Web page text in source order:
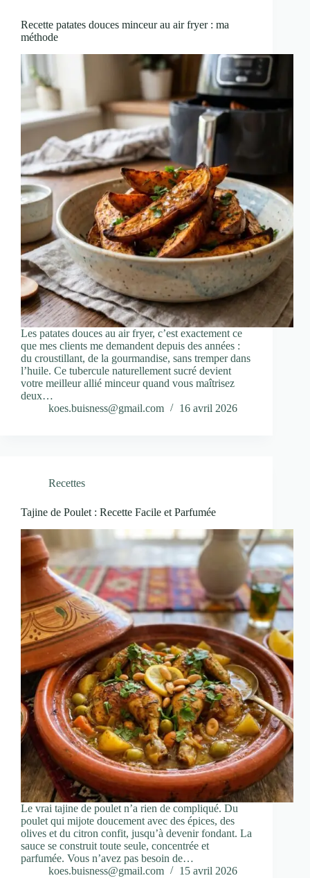
Recette patates douces minceur au air fryer : ma
méthode
Les patates douces au air fryer, c’est exactement ce
que mes clients me demandent depuis des années :
du croustillant, de la gourmandise, sans tremper dans
l’huile. Ce tubercule naturellement sucré devient
votre meilleur allié minceur quand vous maîtrisez
deux…
koes.buisness@gmail.com
16 avril 2026
Recettes
Tajine de Poulet : Recette Facile et Parfumée
Le vrai tajine de poulet n’a rien de compliqué. Du
poulet qui mijote doucement avec des épices, des
olives et du citron confit, jusqu’à devenir fondant. La
sauce se construit toute seule, concentrée et
parfumée. Vous n’avez pas besoin de…
koes.buisness@gmail.com
15 avril 2026